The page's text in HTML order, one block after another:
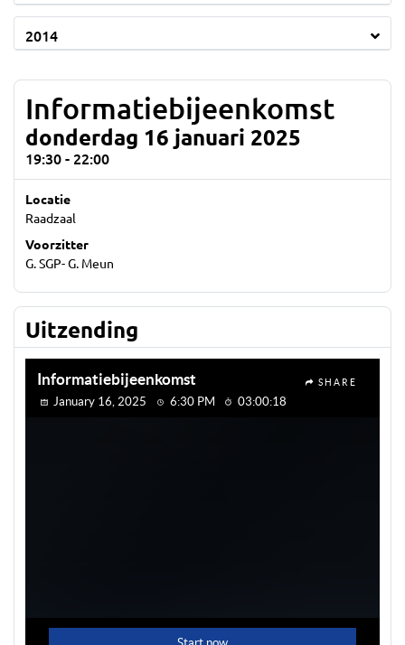
2014
Informatiebijeenkomst
donderdag 16 januari 2025
19:30 - 22:00
Locatie
Raadzaal
Voorzitter
G. SGP- G. Meun
Uitzending